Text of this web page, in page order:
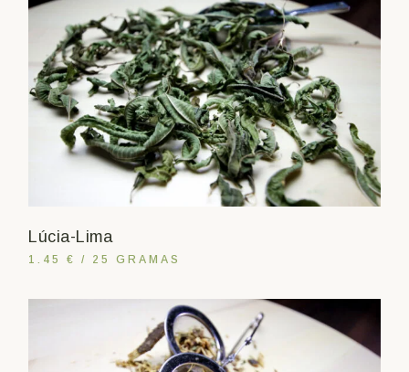
Lúcia-Lima
1.45 € / 25 GRAMAS